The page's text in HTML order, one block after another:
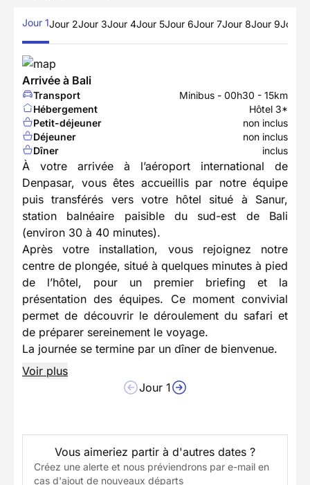
Jour 1Jour 2Jour 3Jour 4Jour 5Jour 6Jour 7Jour 8Jour 9Jour
Arrivée à Bali
Transport
Minibus - 00h30 - 15km
Hébergement
Hôtel 3*
Petit-déjeuner
non inclus
Déjeuner
non inclus
Dîner
inclus
À votre arrivée à l’aéroport international de
Denpasar, vous êtes accueillis par notre équipe
puis transférés vers votre hôtel situé à Sanur,
station balnéaire paisible du sud-est de Bali
(environ 30 à 40 minutes).
Après votre installation, vous rejoignez notre
centre de plongée, situé à quelques minutes à pied
de l’hôtel, pour un premier briefing et la
présentation des équipes. Ce moment convivial
permet de découvrir le déroulement du safari et
de préparer sereinement le voyage.
La journée se termine par un dîner de bienvenue.
Voir plus
Jour 1
Vous aimeriez partir à d'autres dates ?
Créez une alerte et nous préviendrons par e-mail en
cas d'ajout de nouveaux départs